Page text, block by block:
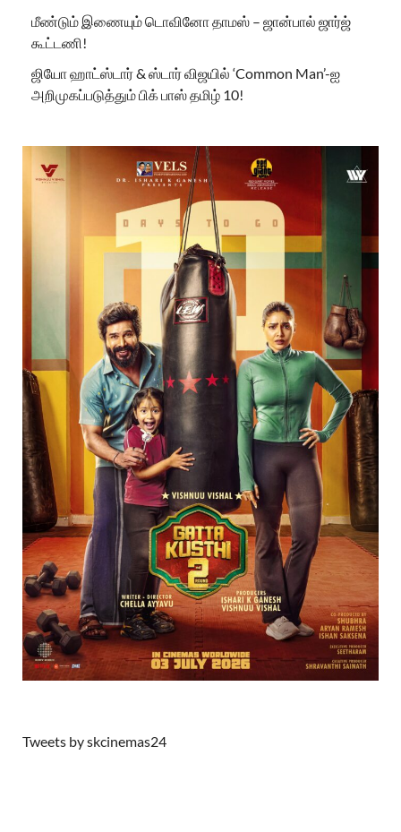
மீண்டும் இணையும் டொவினோ தாமஸ் – ஜான்பால் ஜார்ஜ்
கூட்டணி!
ஜியோ ஹாட்ஸ்டார் & ஸ்டார் விஜயில் ‘Common Man’-ஐ
அறிமுகப்படுத்தும் பிக் பாஸ் தமிழ் 10!
Tweets by skcinemas24